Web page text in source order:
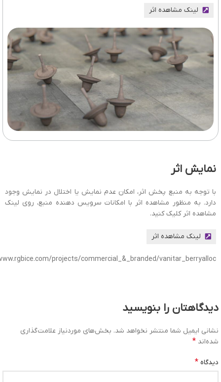
لینک مشاهده اثر
نمایش اثر
با توجه به منبع پخش اثر، امکان عدم نمایش یا اختلال در نمایش وجود
دارد. به منظور مشاهده اثر با امکانات سرویس دهنده منبع، روی لینک
مشاهده اثر کلیک کنید.
لینک مشاهده اثر
projects/commercial_&_branded/vanitar_berryalloc/
دیدگاهتان را بنویسید
نشانی ایمیل شما منتشر نخواهد شد. بخش‌های موردنیاز علامت‌گذاری
شده‌اند *
دیدگاه *